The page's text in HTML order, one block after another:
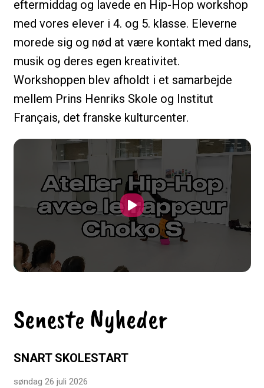
eftermiddag og lavede en Hip-Hop workshop
med vores elever i 4. og 5. klasse. Eleverne
morede sig og nød at være kontakt med dans,
musik og deres egen kreativitet.
Workshoppen blev afholdt i et samarbejde
mellem Prins Henriks Skole og Institut
Français, det franske kulturcenter.
Seneste Nyheder
SNART SKOLESTART
søndag 26 juli 2026